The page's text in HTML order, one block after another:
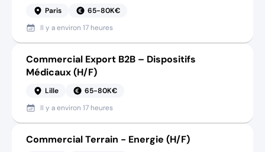
Paris
65-80K€
Il y aenviron 17 heures
Commercial Export B2B – Dispositifs
Médicaux (H/F)
Lille
65-80K€
Il y aenviron 17 heures
Commercial Terrain - Energie (H/F)